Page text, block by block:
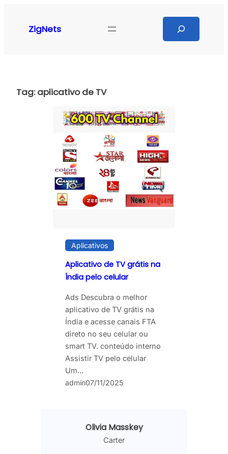
ZigNets
Tag:aplicativo de TV
Aplicativos
Aplicativo de TV grátis na
Índia pelo celular
Ads Descubra o melhor
aplicativo de TV grátis na
Índia e acesse canais FTA
direto no seu celular ou
smart TV. conteúdo interno
Assistir TV pelo celular
Um…
admin07/11/2025
Olivia Masskey
Carter